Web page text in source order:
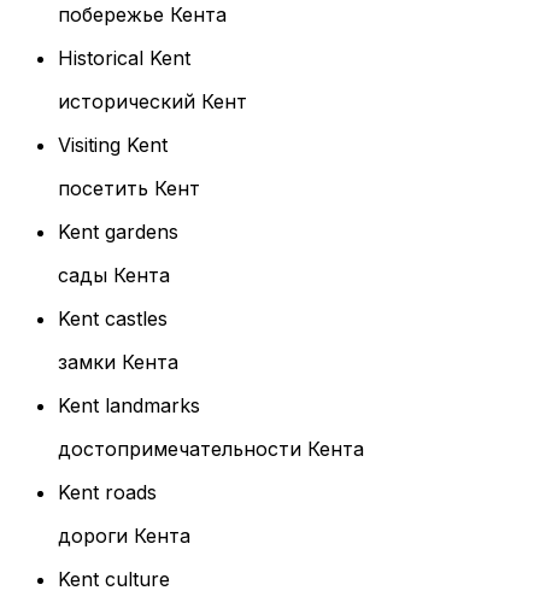
побережье Кента
Historical Kent
исторический Кент
Visiting Kent
посетить Кент
Kent gardens
сады Кента
Kent castles
замки Кента
Kent landmarks
достопримечательности Кента
Kent roads
дороги Кента
Kent culture